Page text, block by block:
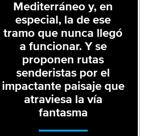
Mediterráneo y, en
especial, la de ese
tramo que nunca llegó
a funcionar. Y se
proponen rutas
senderistas por el
impactante paisaje que
atraviesa la vía
fantasma